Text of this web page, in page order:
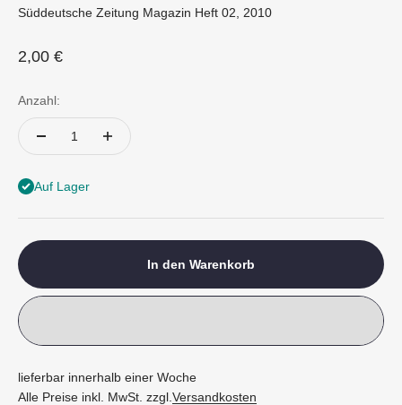
Süddeutsche Zeitung Magazin Heft 02, 2010
Angebot
2,00 €
Anzahl:
Auf Lager
In den Warenkorb
lieferbar innerhalb einer Woche
Alle Preise inkl. MwSt. zzgl. Versandkosten